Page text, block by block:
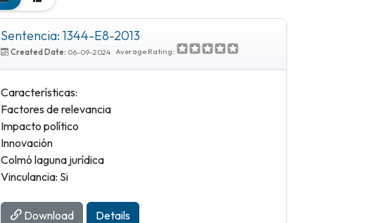
Sentencia: 1344-E8-2013
Created Date: 06-09-2024 Average Rating:
Características:
Factores de relevancia
Impacto político
Innovación
Colmó laguna jurídica
Vinculancia: Si
Download Details